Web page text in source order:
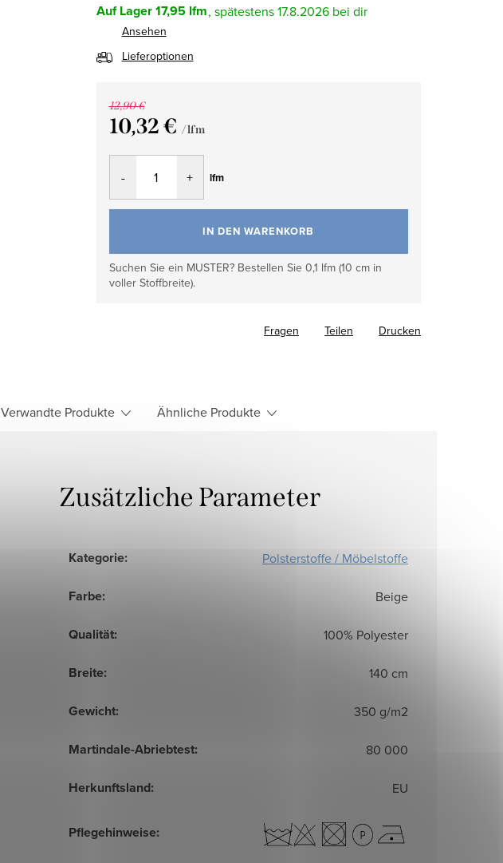
Auf Lager17,95 lfm 17.8.2026
Ansehen
Lieferoptionen
12,90 €
10,32 € / lfm
Verkaufspreis:
lfm
IN DEN WARENKORB
Suchen Sie ein MUSTER? Bestellen Sie 0,1 lfm (10 cm in
voller Stoffbreite).
Drucken
Fragen Teilen
Verwandte Produkte Ähnliche Produkte
Zusätzliche Parameter
Kategorie: Polsterstoffe / Möbelstoffe
Farbe: Beige
Qualität: 100% Polyester
Breite: 140 cm
Gewicht: 350 g/m2
Martindale-Abriebtest: 80 000
Herkunftsland: EU
Pflegehinweise: